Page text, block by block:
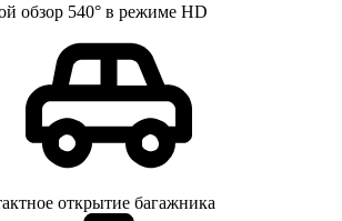
обзор 540° в режиме HD
открытие багажника